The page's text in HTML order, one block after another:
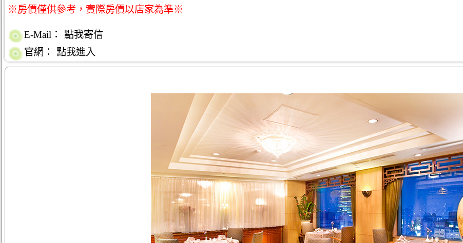
※房價僅供參考，實際房價以店家為準※
E-Mail：
點我寄信
官網：
點我進入